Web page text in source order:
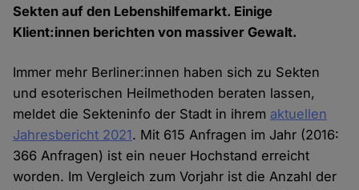
Sekten auf den Lebenshilfemarkt. Einige
Klient:innen berichten von massiver Gewalt.
Immer mehr Berliner:innen haben sich zu Sekten
und esoterischen Heilmethoden beraten lassen,
meldet die Sekteninfo der Stadt in ihrem aktuellen
Jahresbericht 2021. Mit 615 Anfragen im Jahr (2016:
366 Anfragen) ist ein neuer Hochstand erreicht
worden. Im Vergleich zum Vorjahr ist die Anzahl der